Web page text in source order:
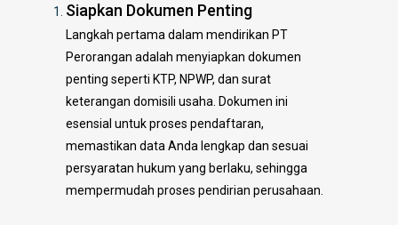
Siapkan Dokumen Penting
Langkah pertama dalam mendirikan PT
Perorangan adalah menyiapkan dokumen
penting seperti KTP, NPWP, dan surat
keterangan domisili usaha. Dokumen ini
esensial untuk proses pendaftaran,
memastikan data Anda lengkap dan sesuai
persyaratan hukum yang berlaku, sehingga
mempermudah proses pendirian perusahaan.